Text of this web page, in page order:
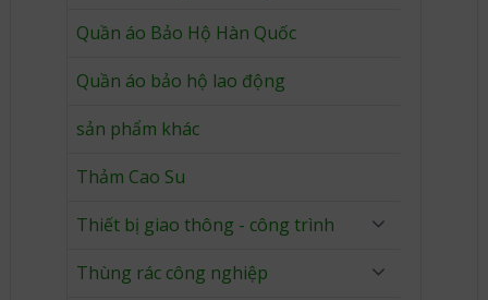
Quần áo Bảo Hộ Hàn Quốc
Quần áo bảo hộ lao động
sản phẩm khác
Thảm Cao Su
Thiết bị giao thông - công trình
Thùng rác công nghiệp